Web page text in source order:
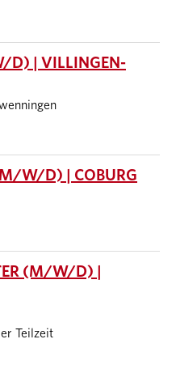
D) | VILLINGEN-
W/D) | COBURG
(M/W/D) |
Teilzeit